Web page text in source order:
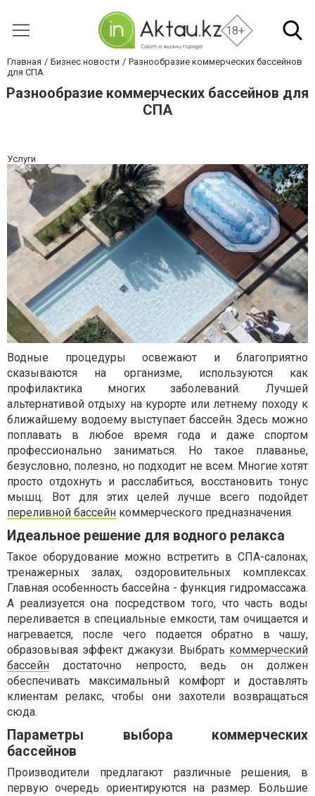
18+
Главная Бизнес новости
Разнообразие коммерческих бассейнов
для СПА
Разнообразие коммерческих бассейнов для
СПА
Услуги
Водные процедуры освежают и благоприятно
сказываются на организме, используются как
профилактика многих заболеваний. Лучшей
альтернативой отдыху на курорте или летнему походу к
ближайшему водоему выступает бассейн. Здесь можно
поплавать в любое время года и даже спортом
профессионально заниматься. Но такое плаванье,
безусловно, полезно, но подходит не всем. Многие хотят
просто отдохнуть и расслабиться, восстановить тонус
мышц. Вот для этих целей лучше всего подойдет
переливной бассейн коммерческого предназначения.
Идеальное решение для водного релакса
Такое оборудование можно встретить в СПА-салонах,
тренажерных залах, оздоровительных комплексах.
Главная особенность бассейна - функция гидромассажа.
А реализуется она посредством того, что часть воды
переливается в специальные емкости, там очищается и
нагревается, после чего подается обратно в чашу,
образовывая эффект джакузи. Выбрать коммерческий
бассейн достаточно непросто, ведь он должен
обеспечивать максимальный комфорт и доставлять
клиентам релакс, чтобы они захотели возвращаться
сюда.
Параметры выбора коммерческих
бассейнов
Производители предлагают различные решения, в
первую очередь ориентируются на размер. Большие